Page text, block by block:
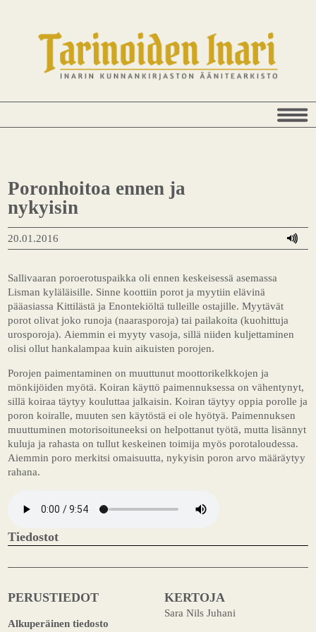
Poronhoitoa ennen ja
nykyisin
20.01.2016
Sallivaaran poroerotuspaikka oli ennen keskeisessä asemassa
Lisman kyläläisille. Sinne koottiin porot ja myytiin elävinä
pääasiassa Kittilästä ja Enontekiöltä tulleille ostajille. Myytävät
porot olivat joko runoja (naarasporoja) tai pailakoita (kuohittuja
urosporoja). Aiemmin ei myyty vasoja, sillä niiden kuljettaminen
olisi ollut hankalampaa kuin aikuisten porojen.
Porojen paimentaminen on muuttunut moottorikelkkojen ja
mönkijöiden myötä. Koiran käyttö paimennuksessa on vähentynyt,
sillä koiraa täytyy kouluttaa jalkaisin. Koiran täytyy oppia porolle ja
poron koiralle, muuten sen käytöstä ei ole hyötyä. Paimennuksen
muuttuminen motorisoituneeksi on helpottanut työtä, mutta lisännyt
kuluja ja rahasta on tullut keskeinen toimija myös porotaloudessa.
Aiemmin poro merkitsi omaisuutta, nykyisin poron arvo määräytyy
rahana.
Tiedostot
PERUSTIEDOT
Alkuperäinen tiedosto
KERTOJA
Sara Nils Juhani